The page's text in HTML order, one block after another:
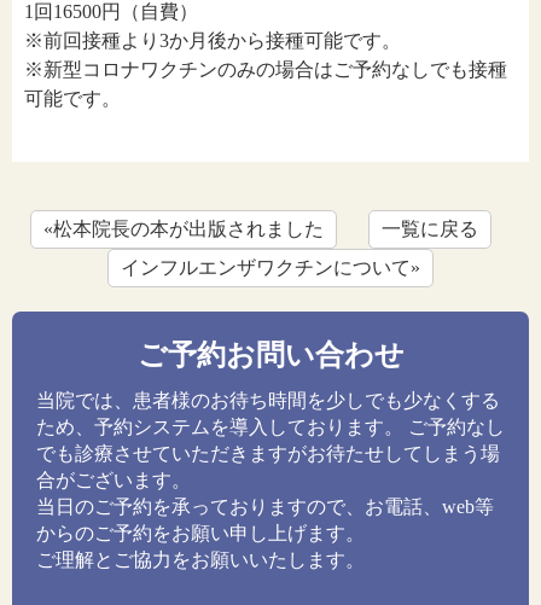
1回16500円（自費）
※前回接種より3か月後から接種可能です。
※新型コロナワクチンのみの場合はご予約なしでも接種
可能です。
«松本院長の本が出版されました
一覧に戻る
インフルエンザワクチンについて»
ご予約お問い合わせ
当院では、患者様のお待ち時間を少しでも少なくする
ため、予約システムを導入しております。 ご予約なし
でも診療させていただきますがお待たせしてしまう場
合がございます。
当日のご予約を承っておりますので、お電話、web等
からのご予約をお願い申し上げます。
ご理解とご協力をお願いいたします。